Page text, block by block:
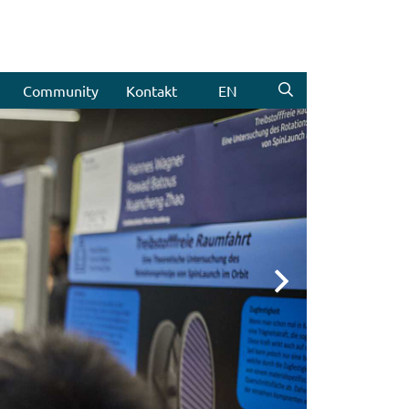
Community Kontakt EN
Weiter